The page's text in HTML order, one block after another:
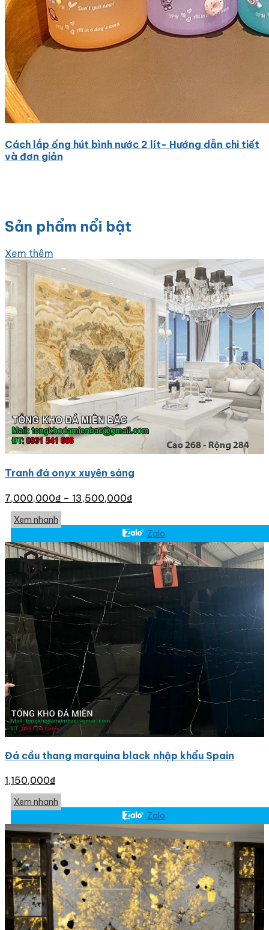
Cách lắp ống hút bình nước 2 lít- Hướng dẫn chi tiết
và đơn giản
Sản phẩm nổi bật
Xem thêm
Tranh đá onyx xuyên sáng
7,000,000₫ – 13,500,000₫
Xem nhanh
Zalo
Đá cầu thang marquina black nhập khẩu Spain
1,150,000₫
Xem nhanh
Zalo